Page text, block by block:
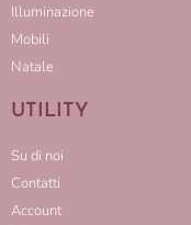
Illuminazione
Mobili
Natale
UTILITY
Su di noi
Contatti
Account